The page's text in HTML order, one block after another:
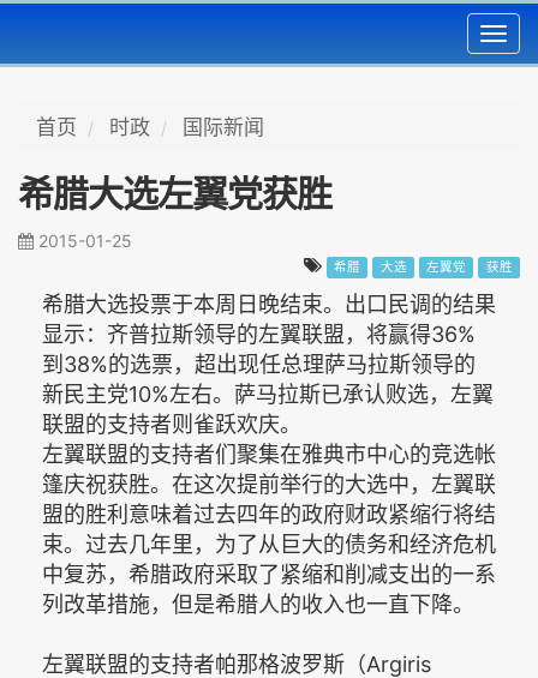
首页 时政 国际新闻
希腊大选左翼党获胜
2015-01-25
希腊 大选 左翼党 获胜
希腊大选投票于本周日晚结束。出口民调的结果
显示：齐普拉斯领导的左翼联盟，将赢得36%
到38%的选票，超出现任总理萨马拉斯领导的
新民主党10%左右。萨马拉斯已承认败选，左翼
联盟的支持者则雀跃欢庆。
左翼联盟的支持者们聚集在雅典市中心的竞选帐
篷庆祝获胜。在这次提前举行的大选中，左翼联
盟的胜利意味着过去四年的政府财政紧缩行将结
束。过去几年里，为了从巨大的债务和经济危机
中复苏，希腊政府采取了紧缩和削减支出的一系
列改革措施，但是希腊人的收入也一直下降。
左翼联盟的支持者帕那格波罗斯（Argiris